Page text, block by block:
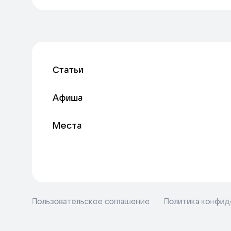
Статьи
Афиша
Места
Пользовательское соглашение Политика